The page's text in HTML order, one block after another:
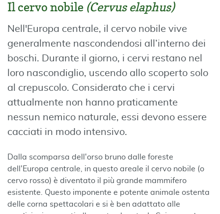
Il cervo nobile (Cervus elaphus)
Nell'Europa centrale, il cervo nobile vive
generalmente nascondendosi all’interno dei
boschi. Durante il giorno, i cervi restano nel
loro nascondiglio, uscendo allo scoperto solo
al crepuscolo. Considerato che i cervi
attualmente non hanno praticamente
nessun nemico naturale, essi devono essere
cacciati in modo intensivo.
Dalla scomparsa dell'orso bruno dalle foreste
dell'Europa centrale, in questo areale il cervo nobile (o
cervo rosso) è diventato il più grande mammifero
esistente. Questo imponente e potente animale ostenta
delle corna spettacolari e si è ben adattato alle